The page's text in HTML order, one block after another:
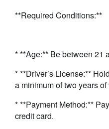
**Required Conditions:**
* **Age:** Be between 21
* **Driver’s License:**
a minimum of two years of
* **Payment Method:**
credit card.